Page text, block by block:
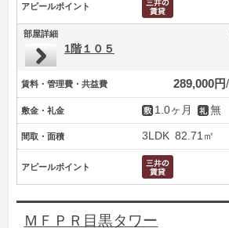
アピールポイント
部屋詳細
1階１０５
賃料・管理費・共益費 289,000円
敷金・礼金 1.0ヶ月 無
間取・面積 3LDK 82.71㎡
アピールポイント
ＭＦＰＲ目黒タワー